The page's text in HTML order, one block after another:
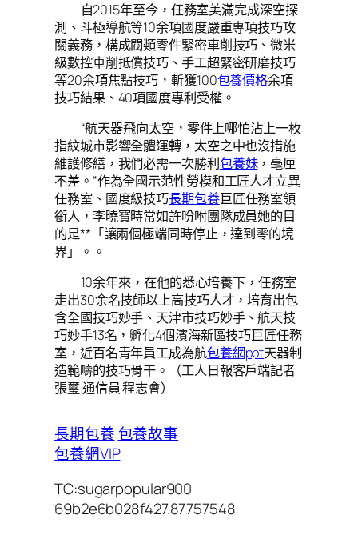
自2015年至今，任務室美滿完成深空探
測、斗極導航等10余項國度嚴重專項技巧攻
關義務，構成閥類零件緊密車削技巧、微米
級數控車削抵償技巧、手工超緊密研磨技巧
等20余項焦點技巧，斬獲100包養價格余項
技巧結果、40項國度專利受權。
“航天器飛向太空，零件上哪怕沾上一枚
指紋城市影響全體運轉，太空之中也沒措施
維護修繕，我們必需一次勝利包養妹，毫厘
不差。”作為全國示范性勞模和工匠人才立異
任務室、國度級技巧長期包養巨匠任務室領
銜人，李曉寶時常如許吩咐團隊成員她的目
的是**「讓兩個極端同時停止，達到零的境
界」。。
10余年來，在他的悉心培養下，任務室
走出30余名技師以上高技巧人才，培育出包
含全國技巧妙手、天津市技巧妙手、航天技
巧妙手13名，孵化4個濱海新區技巧巨匠任務
室，近百名青年員工成為航包養網ppt天器制
造範疇的技巧骨干。（工人日報客戶端記者
張璽 通信員 程志會）
長期包養包養故事
包養網VIP
TC:sugarpopular900
69b2e6b028f427.87757548